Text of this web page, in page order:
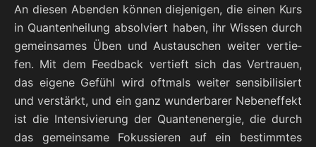
An die­sen Aben­den kön­nen die­je­ni­gen, die einen Kurs
in Quan­ten­hei­lung absol­viert haben, ihr Wis­sen durch
gemein­sa­mes Üben und Aus­tau­schen wei­ter ver­tie­
fen. Mit dem Feed­back ver­tieft sich das Ver­trau­en,
das eige­ne Gefühl wird oft­mals wei­ter sen­si­bi­li­siert
und ver­stärkt, und ein ganz wun­der­ba­rer Neben­ef­fekt
ist die Inten­si­vie­rung der Quan­ten­en­er­gie, die durch
das gemein­sa­me Fokus­sie­ren auf ein bestimm­tes